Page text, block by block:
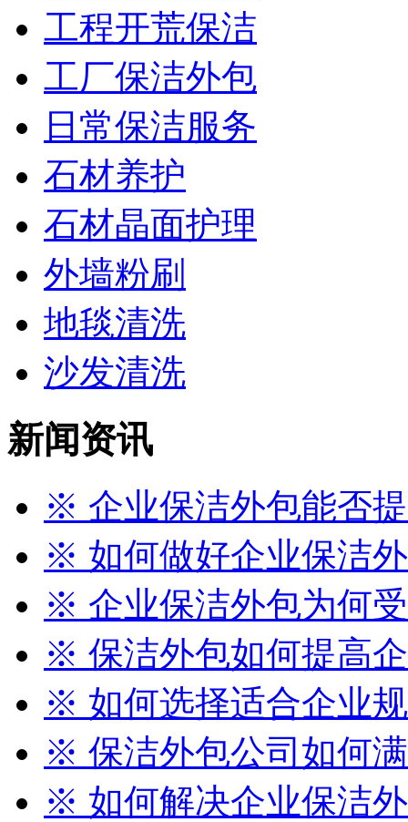
工程开荒保洁
工厂保洁外包
日常保洁服务
石材养护
石材晶面护理
外墙粉刷
地毯清洗
沙发清洗
新闻资讯
※ 企业保洁外包能否
※ 如何做好企业保洁
※ 企业保洁外包为何
※ 保洁外包如何提高
※ 如何选择适合企业
※ 保洁外包公司如何
※ 如何解决企业保洁